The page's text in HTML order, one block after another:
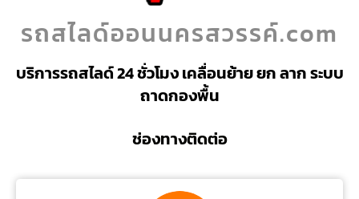
รถสไลด์ออนนครสวรรค์.com
บริการรถสไลด์ 24 ชั่วโมง เคลื่อนย้าย ยก ลาก ระบบ
ถาดกองพื้น
ช่องทางติดต่อ